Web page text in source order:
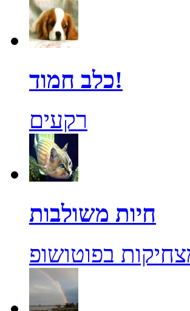
כלב חמוד!
רקעים
חיות משולבות
בפוטושופ